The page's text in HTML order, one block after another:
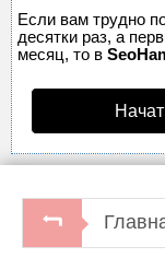
Если вам трудно
десятки раз, а
месяц, то в